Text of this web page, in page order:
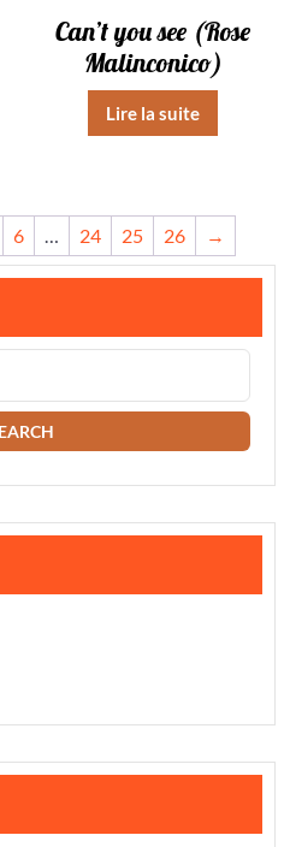
Can’t you see (Rose
Malinconico)
Lire la suite
6 … 24 25 26 →